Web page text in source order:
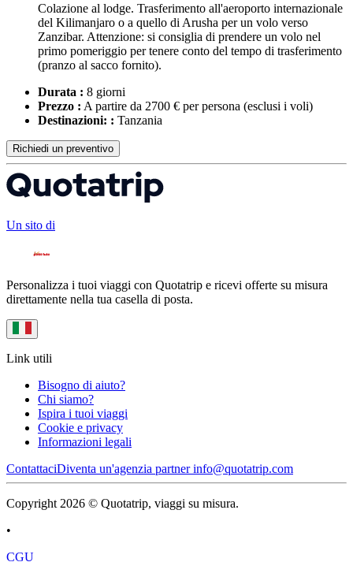
Colazione al lodge. Trasferimento all'aeroporto internazionale
del Kilimanjaro o a quello di Arusha per un volo verso
Zanzibar. Attenzione: si consiglia di prendere un volo nel
primo pomeriggio per tenere conto del tempo di trasferimento
(pranzo al sacco fornito).
Durata : 8 giorni
Prezzo : A partire da 2700 € per persona (esclusi i voli)
Destinazioni: : Tanzania
Richiedi un preventivo
Un sito di
Personalizza i tuoi viaggi con Quotatrip e ricevi offerte su misura
direttamente nella tua casella di posta.
Link utili
Bisogno di aiuto?
Chi siamo?
Ispira i tuoi viaggi
Cookie e privacy
Informazioni legali
ContattaciDiventa un'agenzia partnerinfo@quotatrip.com
Copyright 2026 © Quotatrip, viaggi su misura.
•
CGU